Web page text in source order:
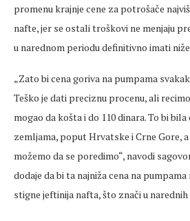
promenu krajnje cene za potrošače
nafte, jer se ostali troškovi ne menjaju
u narednom periodu definitivno imati
„Zato bi cena goriva na pumpama
Teško je dati preciznu procenu, ali
mogao da košta i do 110 dinara. To bi
zemljama, poput Hrvatske i Crne Gore,
možemo da se poredimo“, navodi
dodaje da bi ta najniža cena na
stigne jeftinija nafta, što znači u narednih